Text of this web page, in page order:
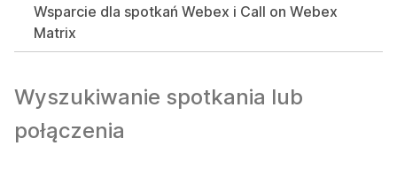
Wsparcie dla spotkań Webex i Call on Webex
Matrix
Wyszukiwanie spotkania lub
połączenia